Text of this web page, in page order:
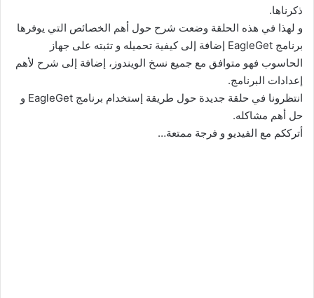
ذكرناها.
و لهذا في هذه الحلقة وضعت شرح حول أهم الخصائص التي يوفرها
برنامج EagleGet إضافة إلى كيفية تحميله و تثبته على جهاز
الحاسوب فهو متوافق مع جميع نسخ الويندوز، إضافة إلى شرح لأهم
إعدادات البرنامج.
انتظرونا في حلقة جديدة حول طريقة إستخدام برنامج EagleGet و
حل أهم مشاكله.
أترككم مع الفيديو و فرجة ممتعة…